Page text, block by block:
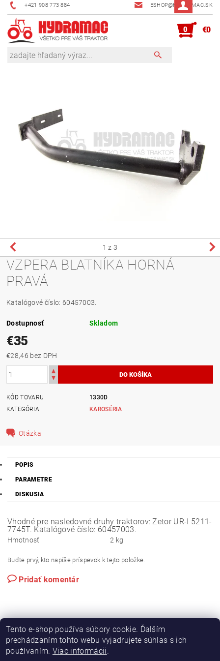
+421 908 773 884 ESHOP@HYDRAMAC.SK
0 €0
1 z 3
VZPERA BLATNÍKA HORNÁ
PRAVÁ
Katalógové číslo: 60457003.
Dostupnosť Skladom
€35
€28,46 bez DPH
KÓD TOVARU
1330D
KATEGÓRIA
KAROSÉRIA
Otázka
POPIS
PARAMETRE
DISKUSIA
Vhodné pre nasledovné druhy traktorov: Zetor UR-I 5211-
7745T. Katalógové číslo: 60457003.
Hmotnosť 2 kg
Buďte prvý, kto napíše príspevok k tejto položke.
Pridať komentár
Výroba hydraulických hadíc
Tento e-shop používa súbory cookie. Ďalším
prechádzaním tohto webu vyjadrujete súhlas s ich
používaním. Viac informácii.